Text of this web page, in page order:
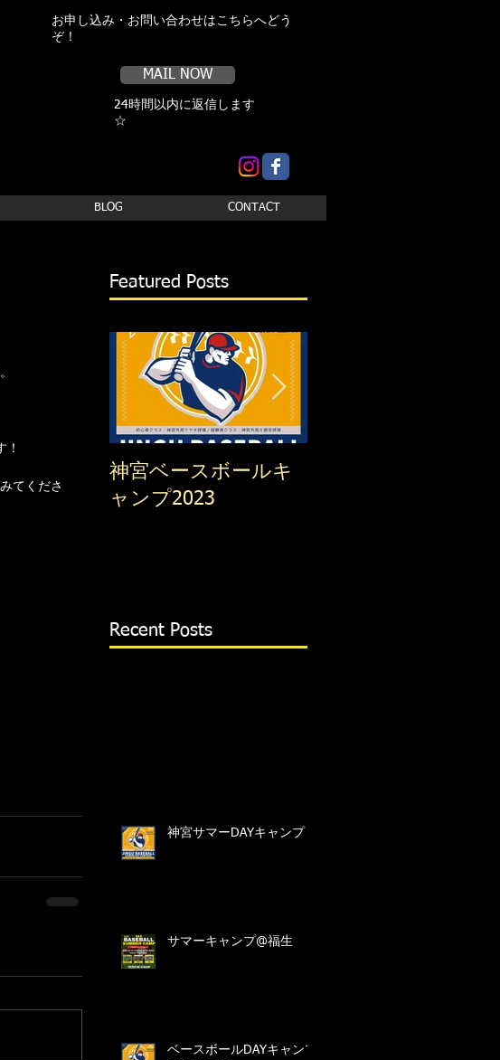
お申し込み・お問い合わせはこちらへどう
ぞ！
MAIL NOW
24時間以内に返信します
☆
BLOG CONTACT
！
てくださ
Featured Posts
神宮ベースボールキ
ャンプ2023
Recent Posts
神宮サマーDAYキャンプ
サマーキャンプ@福生
ベースボールDAYキャンプ